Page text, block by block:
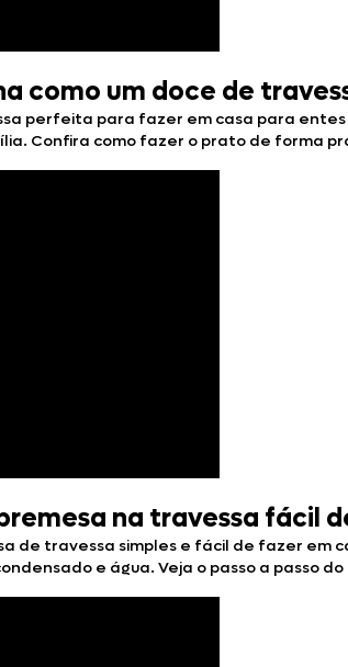
como um doce de
perfeita para fazer em casa para
Confira como fazer o prato de forma
na travessa fácil
de travessa simples e fácil de fazer em
e água. Veja o passo a passo do